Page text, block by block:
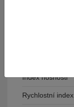
Index nosnosti
Rychlostní index